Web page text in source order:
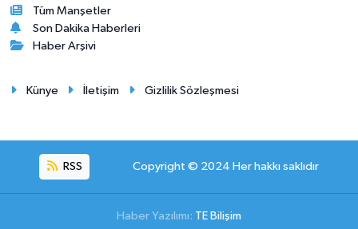
Tüm Manşetler
Son Dakika Haberleri
Haber Arşivi
Künye İletişim Gizlilik Sözleşmesi
RSS Copyright © 2024 Her hakkı saklıdır
Haber Yazılımı: TE Bilişim